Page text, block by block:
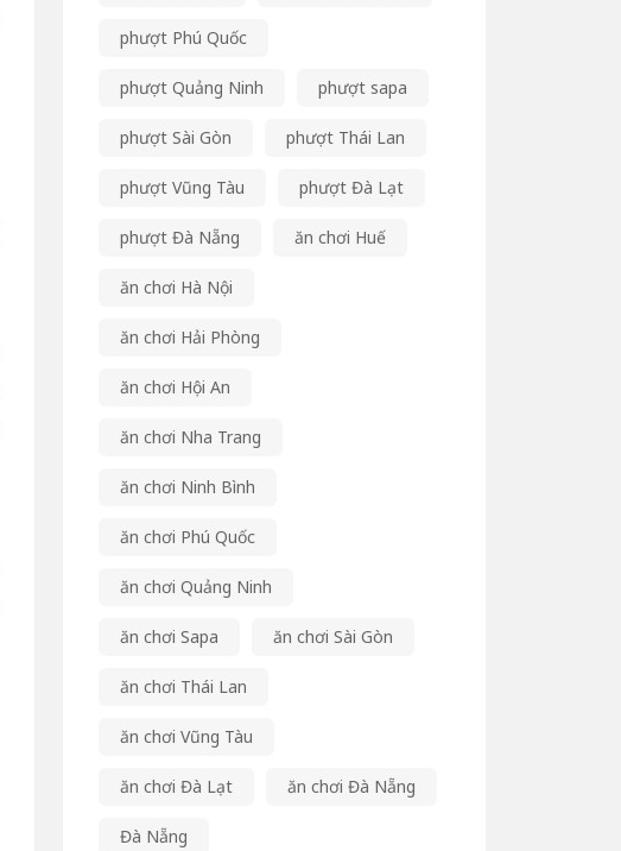
phượt Phú Quốc
phượt Quảng Ninh phượt sapa
phượt Sài Gòn phượt Thái Lan
phượt Vũng Tàu phượt Đà Lạt
phượt Đà Nẵng ăn chơi Huế
ăn chơi Hà Nội
ăn chơi Hải Phòng
ăn chơi Hội An
ăn chơi Nha Trang
ăn chơi Ninh Bình
ăn chơi Phú Quốc
ăn chơi Quảng Ninh
ăn chơi Sapa ăn chơi Sài Gòn
ăn chơi Thái Lan
ăn chơi Vũng Tàu
ăn chơi Đà Lạt ăn chơi Đà Nẵng
Đà Nẵng